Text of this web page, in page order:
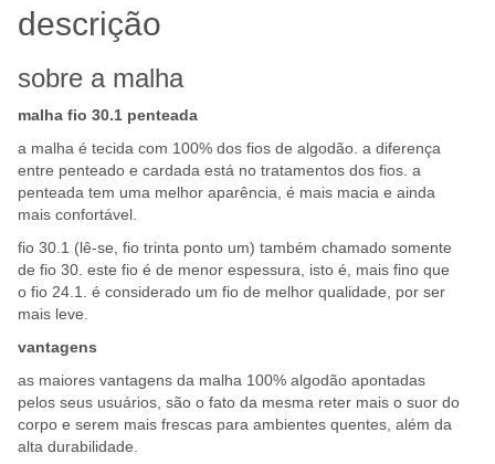
descrição
sobre a malha
malha fio 30.1 penteada
a malha é tecida com 100% dos fios de algodão. a diferença
entre penteado e cardada está no tratamentos dos fios. a
penteada tem uma melhor aparência, é mais macia e ainda
mais confortável.
fio 30.1 (lê-se, fio trinta ponto um) também chamado somente
de fio 30. este fio é de menor espessura, isto é, mais fino que
o fio 24.1. é considerado um fio de melhor qualidade, por ser
mais leve.
vantagens
as maiores vantagens da malha 100% algodão apontadas
pelos seus usuários, são o fato da mesma reter mais o suor do
corpo e serem mais frescas para ambientes quentes, além da
alta durabilidade.